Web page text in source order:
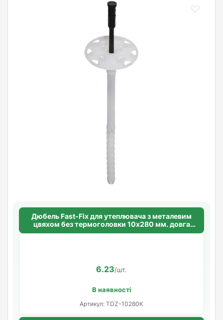
Дюбель Fast-Fix для утеплювача з металевим
цвяхом без термоголовки 10х280 мм. довга
розпорна база
6.23/шт.
В наявності
Артикул: TDZ-10280K